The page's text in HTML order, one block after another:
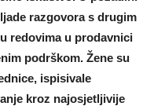
razgovora s drugim
redovima u prodavnici
podrškom. Žene su
ispisivale
kroz najosjetljivije